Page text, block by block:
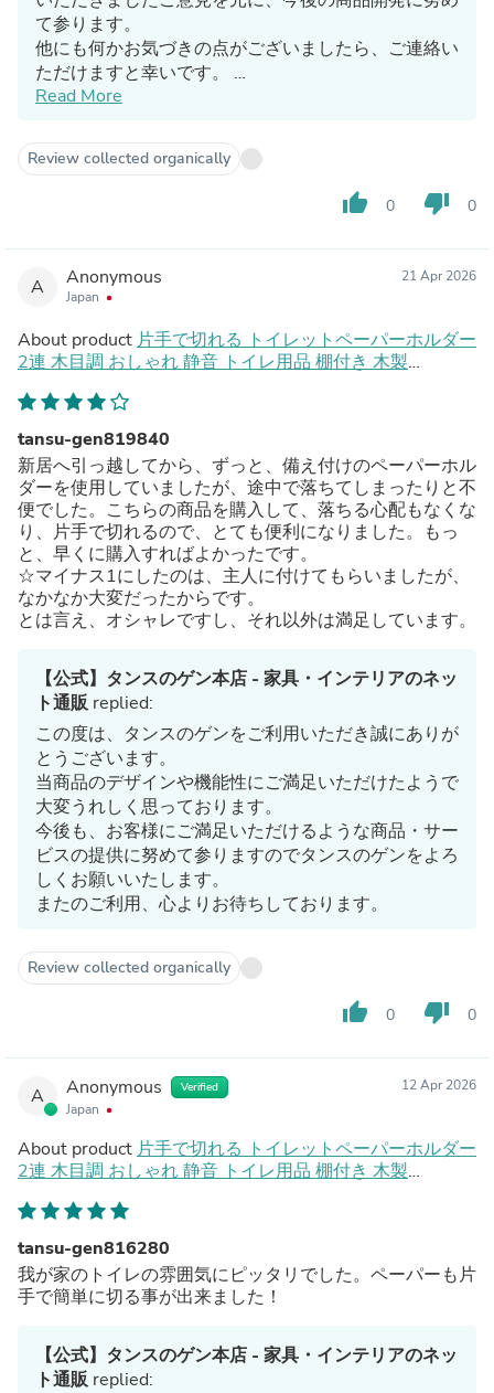
て参ります。
他にも何かお気づきの点がございましたら、ご連絡い
ただけますと幸いです。
またのご利用、心よりお待ちしております。
Read More
Review collected organically
thumb_up 0 thumb_down 0
A Anonymous
Japan
21 Apr 2026
About product 片手で切れる トイレットペーパーホルダー
2連 木目調 おしゃれ 静音 トイレ用品 棚付き 木製
tansu-gen819840
新居へ引っ越してから、ずっと、備え付けのペーパーホル
ダーを使用していましたが、途中で落ちてしまったりと不
便でした。こちらの商品を購入して、落ちる心配もなくな
り、片手で切れるので、とても便利になりました。もっ
と、早くに購入すればよかったです。
☆マイナス1にしたのは、主人に付けてもらいましたが、
なかなか大変だったからです。
とは言え、オシャレですし、それ以外は満足しています。
【公式】タンスのゲン本店 - 家具・インテリアのネッ
ト通販replied:
この度は、タンスのゲンをご利用いただき誠にありが
とうございます。
当商品のデザインや機能性にご満足いただけたようで
大変うれしく思っております。
今後も、お客様にご満足いただけるような商品・サー
ビスの提供に努めて参りますのでタンスのゲンをよろ
しくお願いいたします。
またのご利用、心よりお待ちしております。
Review collected organically
thumb_up 0 thumb_down 0
A Anonymous Verified
Japan
12 Apr 2026
About product 片手で切れる トイレットペーパーホルダー
2連 木目調 おしゃれ 静音 トイレ用品 棚付き 木製
tansu-gen816280
我が家のトイレの雰囲気にピッタリでした。ペーパーも片
手で簡単に切る事が出来ました！
【公式】タンスのゲン本店 - 家具・インテリアのネッ
ト通販replied: